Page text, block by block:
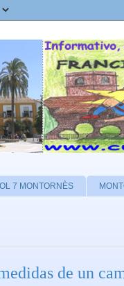
7 MONTORNÈS
de un